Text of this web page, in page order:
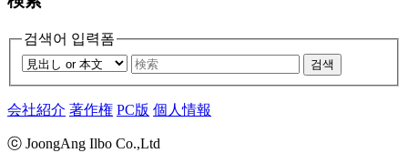
검색어 입력폼
검색
会社紹介 著作権 PC版 個人情報
ⓒ JoongAng Ilbo Co.,Ltd